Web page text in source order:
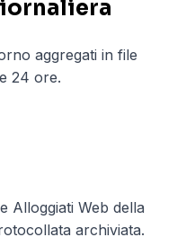
aggregati in file
24 ore.
Alloggiati Web della
archiviata.